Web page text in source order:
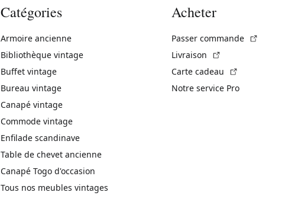
Catégories
Armoire ancienne
Bibliothèque vintage
Buffet vintage
Bureau vintage
Canapé vintage
Commode vintage
Enfilade scandinave
Table de chevet ancienne
Canapé Togo d'occasion
Tous nos meubles vintages
Acheter
Passer commande
Livraison
Carte cadeau
Notre service Pro